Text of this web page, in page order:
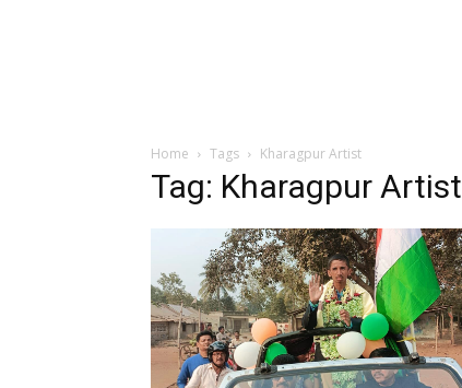
Home Tags Kharagpur Artist
Tag: Kharagpur Artist